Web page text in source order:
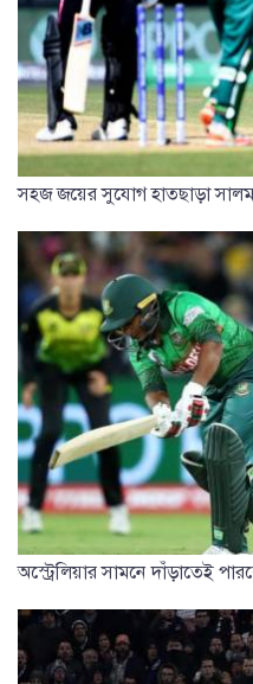
সহজ জয়ের সুযোগ হাতছাড়া
অস্ট্রেলিয়ার সামনে দাঁড়াতেই